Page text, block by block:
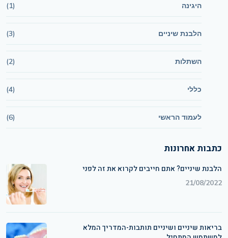
היגינה (1)
הלבנת שיניים (3)
השתלות (2)
כללי (4)
לעמוד הראשי (6)
כתבות אחרונות
הלבנת שיניים? אתם חייבים לקרוא את זה לפני
21/08/2022
בריאות שיניים ושיניים תותבות-המדריך המלא